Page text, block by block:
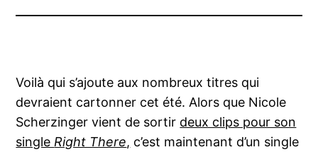
Voilà qui s’ajoute aux nombreux titres qui
devraient cartonner cet été. Alors que Nicole
Scherzinger vient de sortir deux clips pour son
singleRight There, c’est maintenant d’un single